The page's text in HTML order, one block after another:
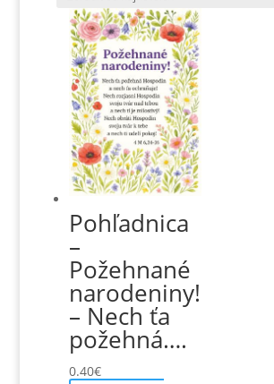
Pohľadnica
–
Požehnané
narodeniny!
– Nech ťa
požehná….
0.40€